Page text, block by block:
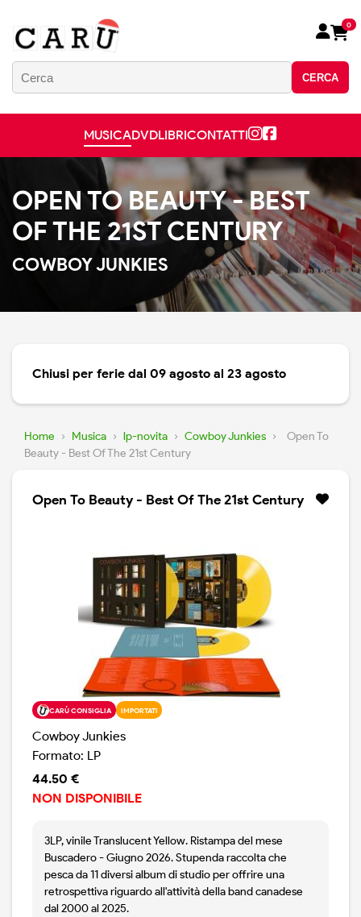
CERCA
0
MUSICADVDLIBRICONTATTI
OPEN TO BEAUTY - BEST
OF THE 21ST CENTURY
COWBOY JUNKIES
Chiusi per ferie dal 09 agosto al 23 agosto
Home › Musica › lp-novita › Cowboy Junkies ›
Open To
Beauty - Best Of The 21st Century
Open To Beauty - Best Of The 21st Century
CARÙ CONSIGLIA IMPORTATI
Cowboy Junkies
Formato: LP
44.50 €
NON DISPONIBILE
3LP, vinile Translucent Yellow. Ristampa del mese
Buscadero - Giugno 2026. Stupenda raccolta che
pesca da 11 diversi album di studio per offrire una
retrospettiva riguardo all'attività della band canadese
dal 2000 al 2025.